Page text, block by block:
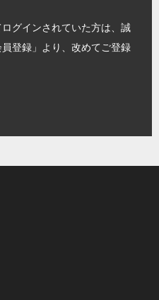
グインされていた方は、誠
登録」より、改めてご登録